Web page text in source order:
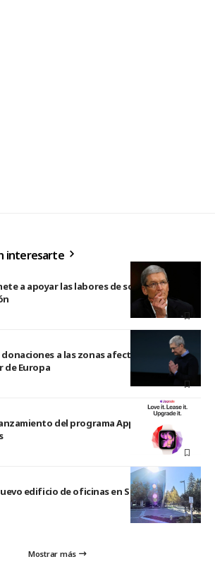
interesarte
a apoyar las labores de socorro tras el
a las zonas afectadas por los
de Europa
del programa Apple Upgrade
edificio de oficinas en Sunnyvale
Mostrar más